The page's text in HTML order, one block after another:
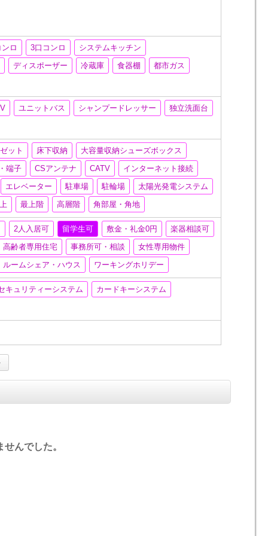
ロ 3口コンロ
システムキッチン
ディスポーザー 冷蔵庫 食器棚 都市ガス
ユニットバス シャンプードレッサー 独立洗面台
ット 床下収納
大容量収納シューズボックス
端子
CSアンテナ CATV
インターネット接続
エレベーター
駐車場 駐輪場
太陽光発電システム
最上階 高層階 角部屋・角地
2人入居可 留学生可 敷金・礼金0円
楽器相談可
高齢者専用住宅
事務所可・相談
女性専用物件
ルームシェア・ハウス
ワーキングホリデー
キュリティーシステム カードキーシステム
んでした。